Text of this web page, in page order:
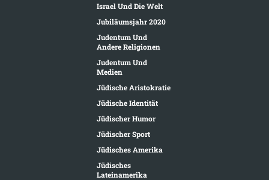
Israel Und Die Welt
Jubiläumsjahr 2020
Judentum Und
Andere Religionen
Judentum Und
Medien
Jüdische Aristokratie
Jüdische Identität
Jüdischer Humor
Jüdischer Sport
Jüdisches Amerika
Jüdisches
Lateinamerika